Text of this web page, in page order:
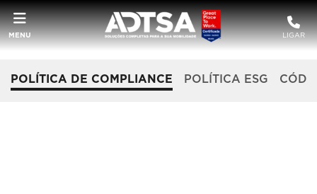
MENU LIGAR
POLÍTICA DE COMPLIANCE POLÍTICA ESG